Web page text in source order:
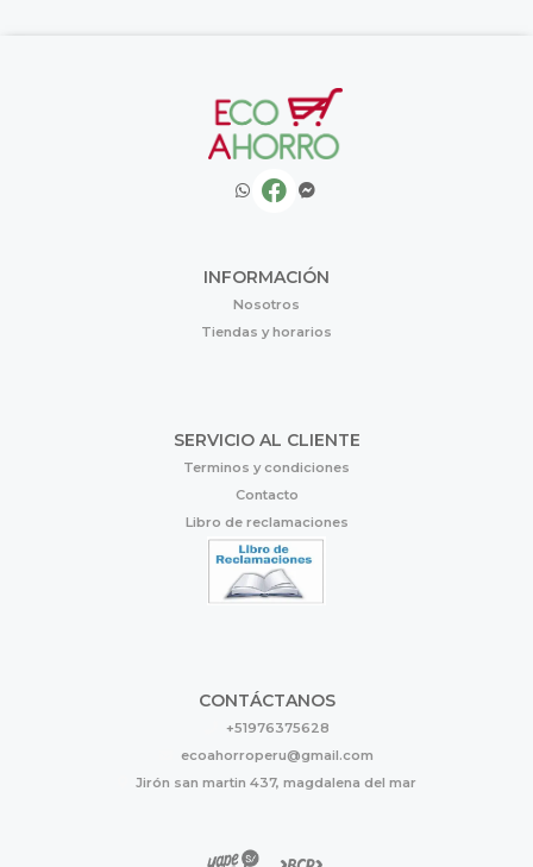
INFORMACIÓN
Nosotros
Tiendas y horarios
SERVICIO AL CLIENTE
Terminos y condiciones
Contacto
Libro de reclamaciones
CONTÁCTANOS
+51976375628
ecoahorroperu@gmail.com
Jirón san martin 437, magdalena del mar